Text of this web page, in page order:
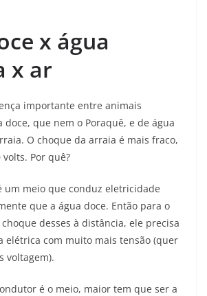
x água
x ar
importante entre animais
doce, que nem o Poraquê, e de água
O choque da arraia é mais fraco,
Por quê?
um meio que conduz eletricidade
que a água doce. Então para o
desses à distância, ele precisa
elétrica com muito mais tensão (quer
voltagem).
é o meio, maior tem que ser a